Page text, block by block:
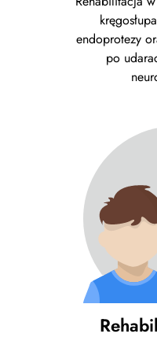
endoprotezy
po